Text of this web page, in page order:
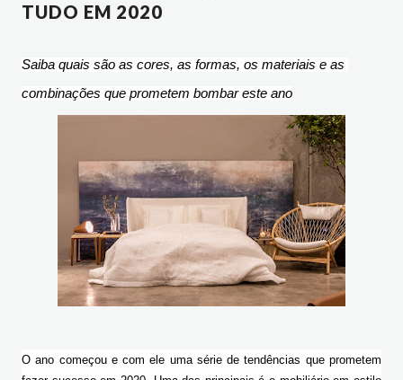
TUDO EM 2020
Saiba quais são as cores, as formas, os materiais e as
combinações que prometem bombar este ano
O ano começou e com ele uma série de tendências que prometem